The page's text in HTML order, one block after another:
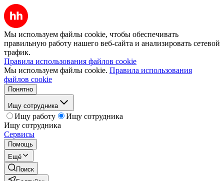
Мы используем файлы cookie, чтобы обеспечивать
правильную работу нашего веб-сайта и анализировать сетевой
трафик.
Правила использования файлов cookie
Мы используем файлы cookie. Правила использования
файлов cookie
Понятно
Ищу сотрудника
Ищу работу
Ищу сотрудника
Ищу сотрудника
Сервисы
Помощь
Ещё
Поиск